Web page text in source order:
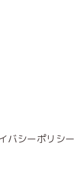
バシーポリシー